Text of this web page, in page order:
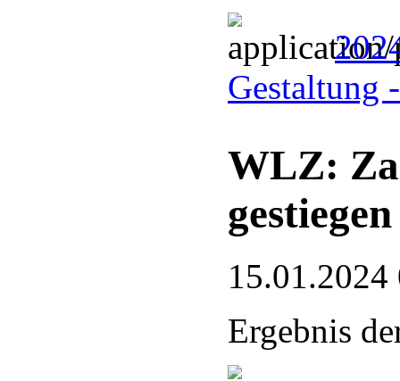
Gestaltung
WLZ:
gestiegen
15.01.2024
Ergebnis